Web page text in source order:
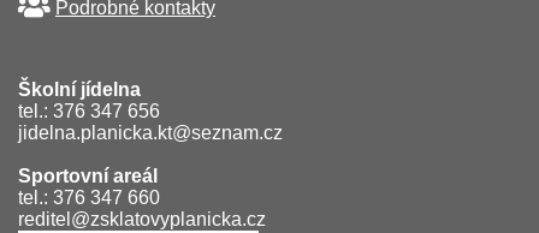
Podrobné kontakty
Školní jídelna
tel.: 376 347 656
jidelna.planicka.kt@seznam.cz
Sportovní areál
tel.: 376 347 660
reditel@zsklatovyplanicka.cz